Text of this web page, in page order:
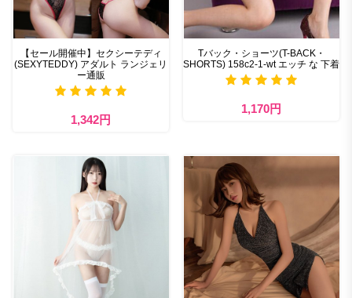
【セール開催中】セクシーテディ
(SEXYTEDDY) アダルト ランジェリ
ー通販
1,342円
Tバック・ショーツ(T-BACK・
SHORTS) 158c2-1-wt エッチ な 下着
1,170円